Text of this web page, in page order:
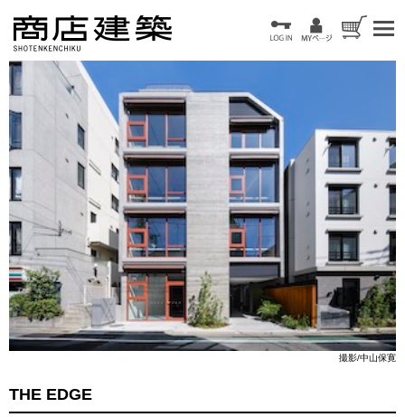
撮影/中山保寛
THE EDGE